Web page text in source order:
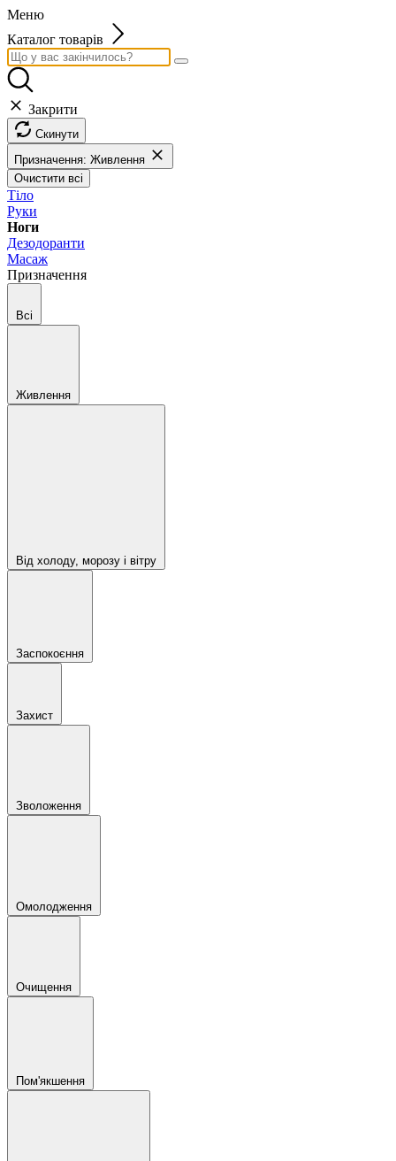
Меню
Каталог товарів
Закрити
Скинути
Призначення: Живлення
Очистити всі
Тіло
Руки
Ноги
Дезодоранти
Масаж
Призначення
Всі
Живлення
Від холоду, морозу і вітру
Заспокоєння
Захист
Зволоження
Омолодження
Очищення
Пом'якшення